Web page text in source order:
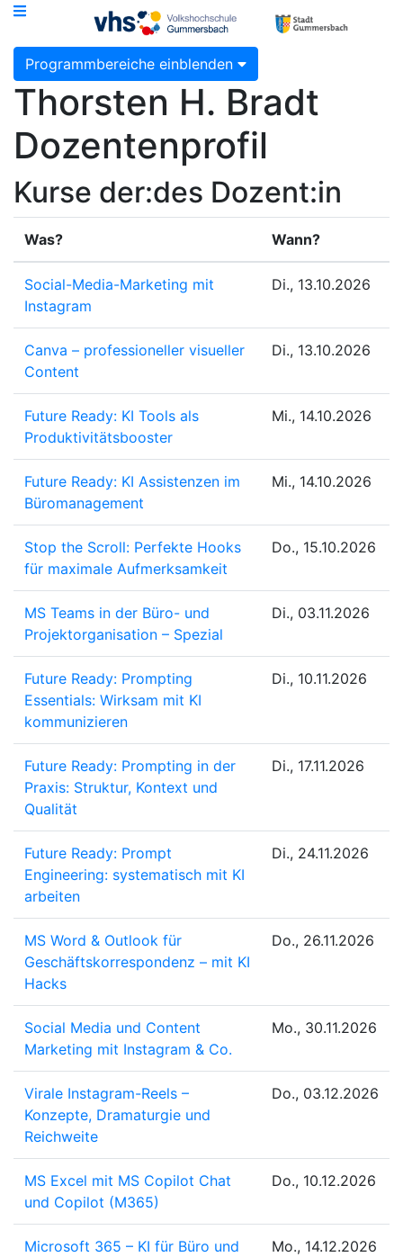
Programmbereiche einblenden
Thorsten H. Bradt
Dozentenprofil
Kurse der:des Dozent:in
Was? Wann?
Social-Media-Marketing mit
Instagram
Di., 13.10.2026
Canva – professioneller visueller
Content
Di., 13.10.2026
Future Ready: KI Tools als
Produktivitätsbooster
Mi., 14.10.2026
Future Ready: KI Assistenzen im
Büromanagement
Mi., 14.10.2026
Stop the Scroll: Perfekte Hooks
für maximale Aufmerksamkeit
Do., 15.10.2026
MS Teams in der Büro- und
Projektorganisation – Spezial
Di., 03.11.2026
Future Ready: Prompting
Essentials: Wirksam mit KI
kommunizieren
Di., 10.11.2026
Future Ready: Prompting in der
Praxis: Struktur, Kontext und
Qualität
Di., 17.11.2026
Future Ready: Prompt
Engineering: systematisch mit KI
arbeiten
Di., 24.11.2026
MS Word & Outlook für
Geschäftskorrespondenz – mit KI
Hacks
Do., 26.11.2026
Social Media und Content
Marketing mit Instagram & Co.
Mo., 30.11.2026
Virale Instagram-Reels –
Konzepte, Dramaturgie und
Reichweite
Do., 03.12.2026
MS Excel mit MS Copilot Chat
und Copilot (M365)
Do., 10.12.2026
Microsoft 365 – KI für Büro und
Mo., 14.12.2026